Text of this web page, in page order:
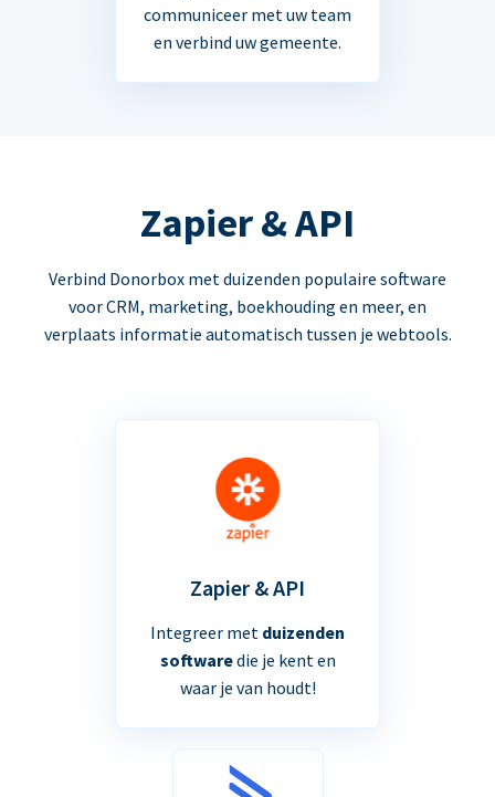
communiceer met uw team
en verbind uw gemeente.
Zapier & API
Verbind Donorbox met duizenden populaire software
voor CRM, marketing, boekhouding en meer, en
verplaats informatie automatisch tussen je webtools.
Zapier & API
Integreer met duizenden
softwaredie je kent en
waar je van houdt!